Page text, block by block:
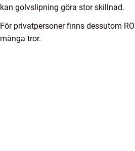
kan golvslipning göra stor skillnad.
För privatpersoner finns dessutom
många tror.